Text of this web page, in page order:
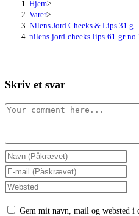
Hjem>
Varer>
Nilens Jord Cheeks & Lips 31 g
nilens-jord-cheeks-lips-61-gr-
Skriv et svar
Comment
Enter
your
name
Enter
your
Enter
Gem mit navn, mail og websted i